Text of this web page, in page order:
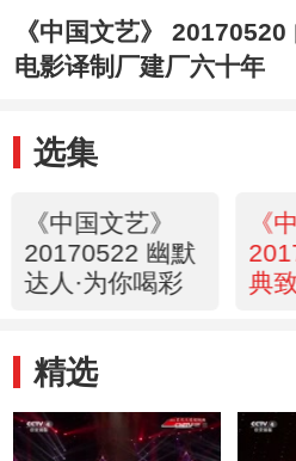
《中国文艺》
电影译制厂建厂六十年
选集
《中国文艺》
20170522 幽默
达人·为你喝彩
《
典
精选